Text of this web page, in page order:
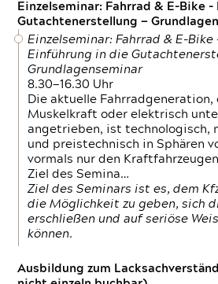
Einzelseminar: Fahrrad & E-Bike
Gutachtenerstellung —
Einzelseminar: Fahrrad & E-Bike
Einführung in die
Grundlagenseminar
8.30—16.30 Uhr
Die aktuelle Fahrradgeneration,
Muskelkraft oder elektrisch
angetrieben, ist technologisch,
und preistechnisch in Sphären
vormals nur den
Ziel des Semina…
Ziel des Seminars ist es, dem
die Möglichkeit zu geben, sich
erschließen und auf seriöse
können.
Ausbildung zum